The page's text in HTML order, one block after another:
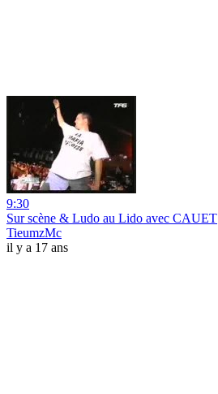
9:30
Sur scène & Ludo au Lido avec CAUET
TieumzMc
il y a 17 ans